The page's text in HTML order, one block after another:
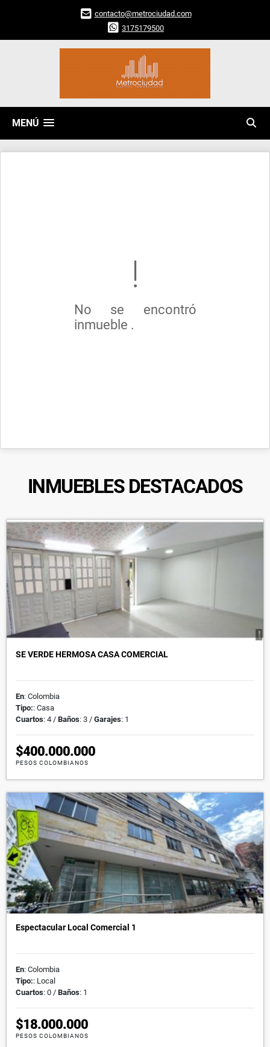
contacto@metrociudad.com
3175179500
MENÚ
No se encontró
inmueble .
INMUEBLES DESTACADOS
SE VERDE HERMOSA CASA COMERCIAL
En: Colombia
Tipo:: Casa
Cuartos: 4 / Baños: 3 / Garajes: 1
$400.000.000
PESOS COLOMBIANOS
Espectacular Local Comercial 1
En: Colombia
Tipo:: Local
Cuartos: 0 / Baños: 1
$18.000.000
PESOS COLOMBIANOS